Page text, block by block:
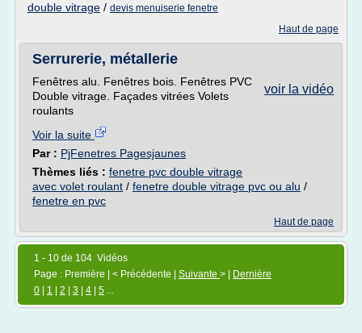
double vitrage / devis menuiserie fenetre
Haut de page
Serrurerie, métallerie
voir la vidéo
Fenêtres alu. Fenêtres bois. Fenêtres PVC
Double vitrage. Façades vitrées Volets
roulants
Voir la suite
Par : PjFenetres Pagesjaunes
Thèmes liés : fenetre pvc double vitrage
avec volet roulant / fenetre double vitrage pvc ou alu /
fenetre en pvc
Haut de page
1 - 10 de 104 Vidéos
Page : Première | < Précédente | Suivante > |
Dernière
0
1 2 3 4 5 ...